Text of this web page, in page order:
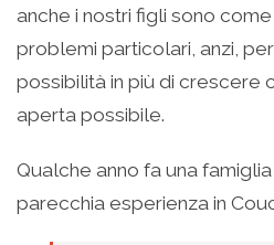
anche i nostri figli sono come
problemi particolari, anzi,
possibilità in più di crescere
aperta possibile.
Qualche anno fa una
parecchia esperienza in